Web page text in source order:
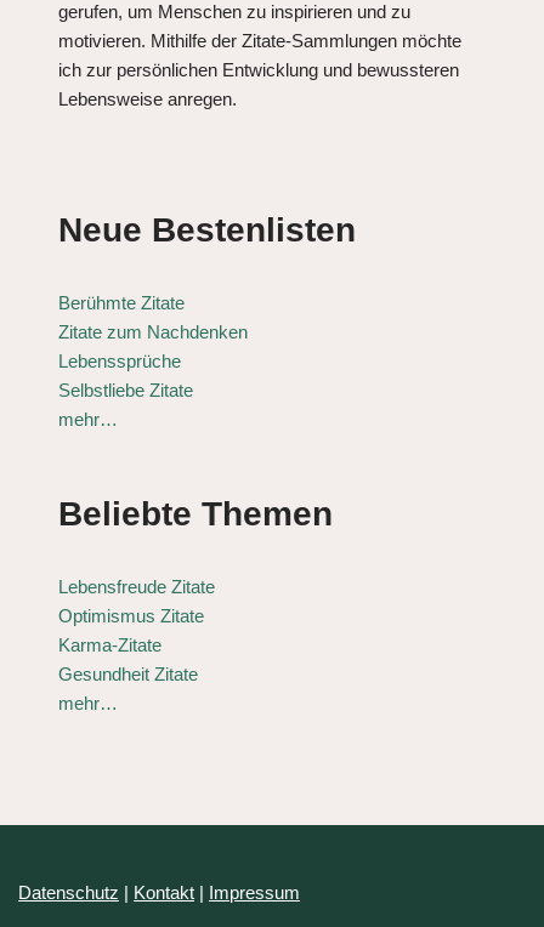
gerufen, um Menschen zu inspirieren und zu
motivieren. Mithilfe der Zitate-Sammlungen möchte
ich zur persönlichen Entwicklung und bewussteren
Lebensweise anregen.
Neue Bestenlisten
Berühmte Zitate
Zitate zum Nachdenken
Lebenssprüche
Selbstliebe Zitate
mehr…
Beliebte Themen
Lebensfreude Zitate
Optimismus Zitate
Karma-Zitate
Gesundheit Zitate
mehr…
Datenschutz | Kontakt | Impressum